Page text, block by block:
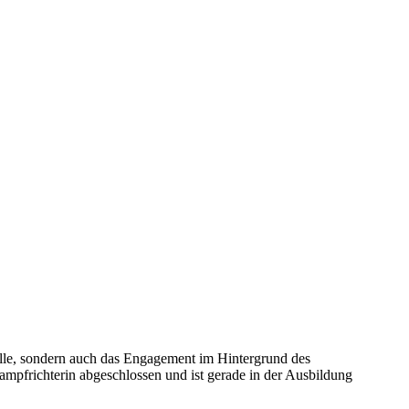
sondern auch das Engagement im Hintergrund des
abgeschlossen und ist gerade in der Ausbildung